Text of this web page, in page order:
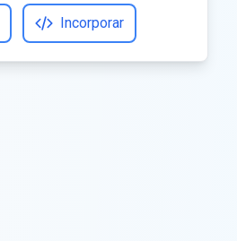
Incorporar